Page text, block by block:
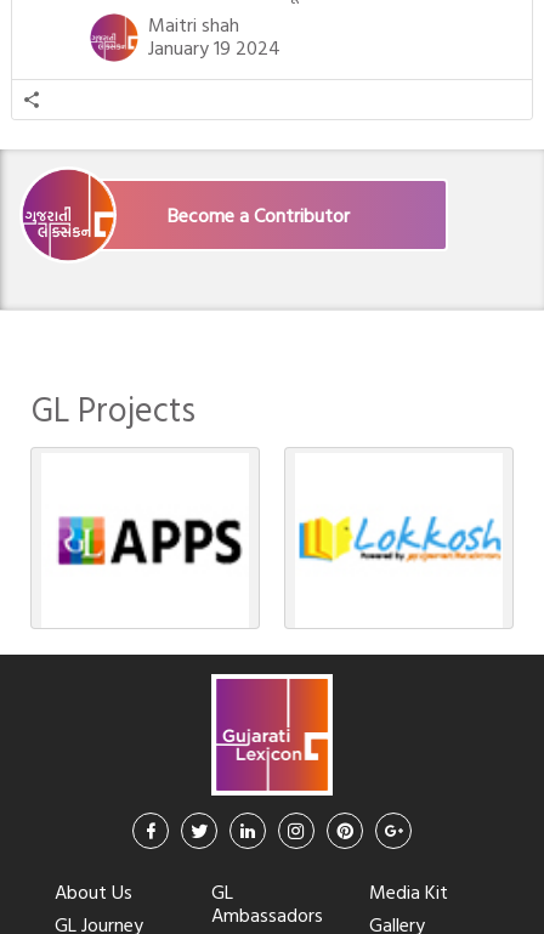
તીર્થંકરોમાંથી પાંચ-પાંચ તીર્થંકરોનાં કલ્યાણકો અહીં આવ્યાં છે. દરેક તીર્થંકરના
જીવનની ચ્યવન(માતાના […]
Maitri shah
January 19 2024
Become a Contributor
GL Projects
About Us
GL Journey
GL
Ambassadors
Media Kit
Gallery